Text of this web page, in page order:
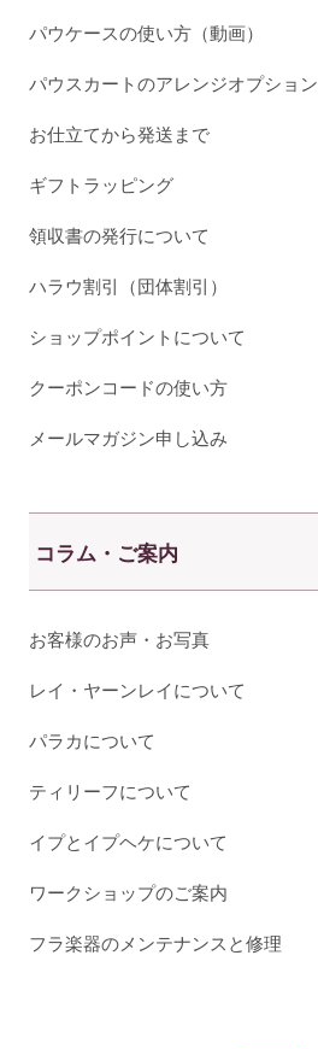
パウケースの使い方（動画）
パウスカートのアレンジオプション
お仕立てから発送まで
ギフトラッピング
領収書の発行について
ハラウ割引（団体割引）
ショップポイントについて
クーポンコードの使い方
メールマガジン申し込み
コラム・ご案内
お客様のお声・お写真
レイ・ヤーンレイについて
パラカについて
ティリーフについて
イプとイプヘケについて
ワークショップのご案内
フラ楽器のメンテナンスと修理